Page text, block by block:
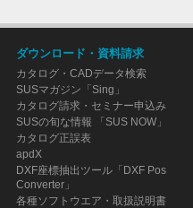
ダウンロード・資料請求
カタログ・CADデータ検索
SUSマガジン「Sing」
カタログ請求・セミナー申込み
SUSの旬な情報 「SUS NOW」
カタログ正誤表
apdX
DXF座標抽出ツール「DXF Pos
Converter」
各種ソフトウエア・取扱説明書